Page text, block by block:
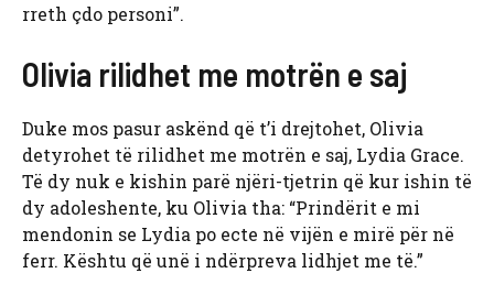
rreth çdo personi”.
Olivia rilidhet me motrën e saj
Duke mos pasur askënd që t’i drejtohet, Olivia
detyrohet të rilidhet me motrën e saj, Lydia Grace.
Të dy nuk e kishin parë njëri-tjetrin që kur ishin të
dy adoleshente, ku Olivia tha: “Prindërit e mi
mendonin se Lydia po ecte në vijën e mirë për në
ferr. Kështu që unë i ndërpreva lidhjet me të.”